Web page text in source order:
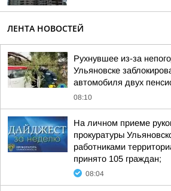
ЛЕНТА НОВОСТЕЙ
Рухнувшее из-за
Ульяновске
автомобиля двух
08:10
На личном приеме
прокуратуры
работниками
принято 105 граждан;
08:04